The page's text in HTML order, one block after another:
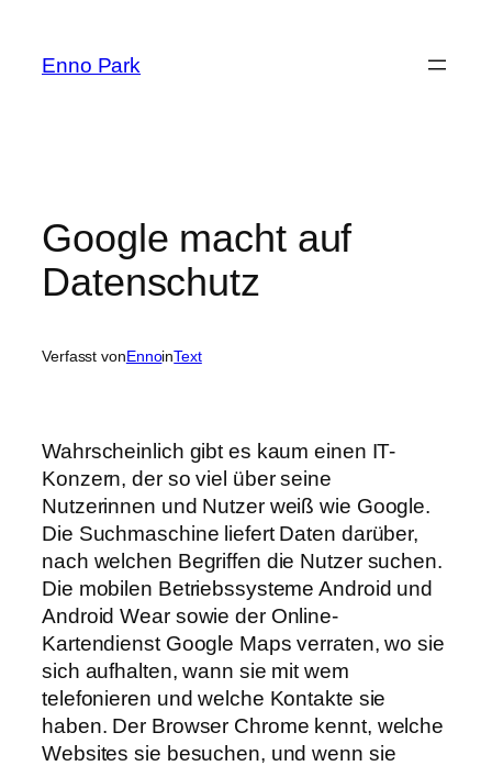
springen
Enno Park
Google macht auf
Datenschutz
Verfasst vonEnnoinText
Wahrscheinlich gibt es kaum einen IT-
Konzern, der so viel über seine
Nutzerinnen und Nutzer weiß wie Google.
Die Suchmaschine liefert Daten darüber,
nach welchen Begriffen die Nutzer suchen.
Die mobilen Betriebssysteme Android und
Android Wear sowie der Online-
Kartendienst Google Maps verraten, wo sie
sich aufhalten, wann sie mit wem
telefonieren und welche Kontakte sie
haben. Der Browser Chrome kennt, welche
Websites sie besuchen, und wenn sie